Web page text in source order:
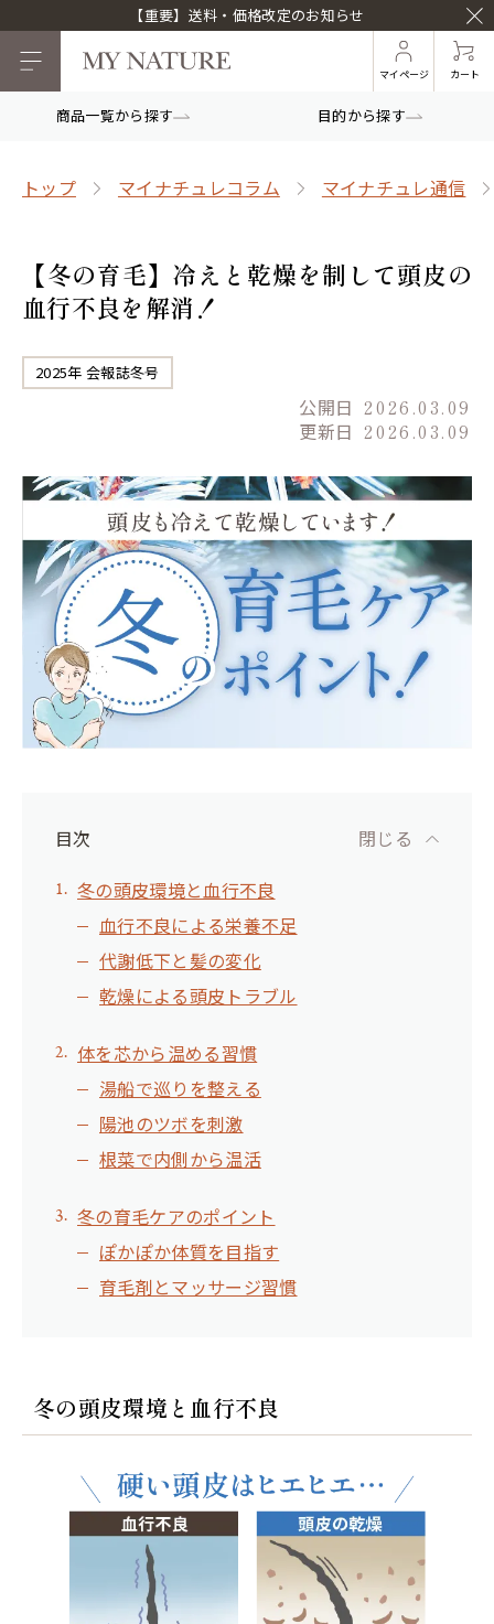
【重要】送料・価格改定のお知らせ
マイページ カート
商品一覧から探す 目的から探す
トップ マイナチュレコラム マイナチュレ通信
【冬の育毛】冷えと乾燥を制して頭皮の
血行不良を解消！
2025年 会報誌冬号
公開日 2026.03.09
更新日 2026.03.09
目次
冬の頭皮環境と血行不良
血行不良による栄養不足
代謝低下と髪の変化
乾燥による頭皮トラブル
体を芯から温める習慣
湯船で巡りを整える
陽池のツボを刺激
根菜で内側から温活
冬の育毛ケアのポイント
ぽかぽか体質を目指す
育毛剤とマッサージ習慣
閉じる
冬の頭皮環境と血行不良